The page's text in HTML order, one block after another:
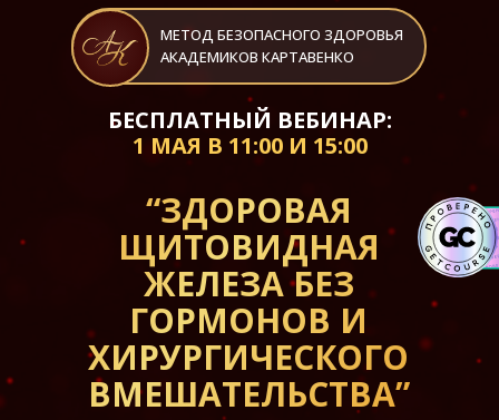
МЕТОД БЕЗОПАСНОГО ЗДОРОВЬЯ
АКАДЕМИКОВ КАРТАВЕНКО
“ЗДОРОВАЯ
ЩИТОВИДНАЯ
ЖЕЛЕЗА БЕЗ
ГОРМОНОВ И
ХИРУРГИЧЕСКОГО
ВМЕШАТЕЛЬСТВА”
БЕСПЛАТНЫЙ ВЕБИНАР:
1 МАЯ В 11:00 И 15:00